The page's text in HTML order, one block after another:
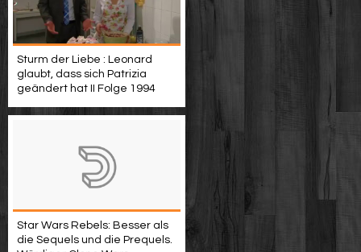
Sturm der Liebe : Leonard
glaubt, dass sich Patrizia
geändert hat II Folge 1994
Star Wars Rebels: Besser als
die Sequels und die Prequels.